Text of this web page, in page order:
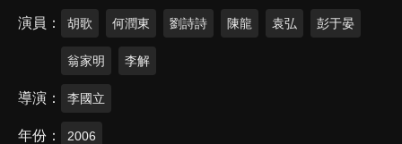
演員 胡歌 何潤東 劉詩詩 陳龍 袁弘 彭于晏
翁家明 李解
導演 李國立
年份 2006